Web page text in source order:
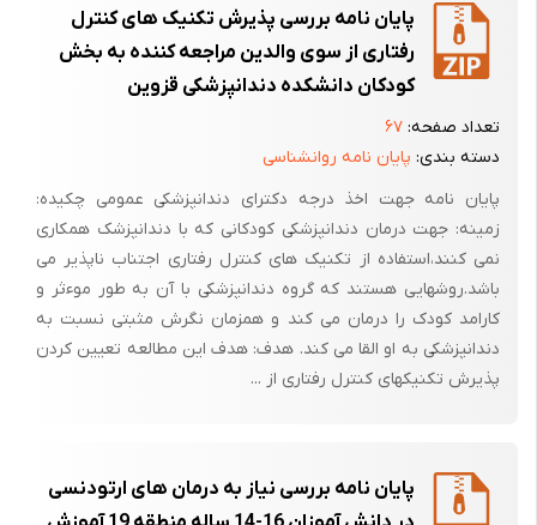
پایان نامه بررسی پذیرش تکنیک های کنترل
رفتاری از سوی والدین مراجعه کننده به بخش
کودکان دانشکده دندانپزشکی قزوین
تعداد صفحه: ۶۷
دسته بندی: پایان نامه روانشناسی
پایان نامه جهت اخذ درجه دکترای دندانپزشکی عمومی چکیده:
زمینه: جهت درمان دندانپزشکی کودکانی که با دندانپزشک همکاری
نمی کنند،استفاده از تکنیک های کنترل رفتاری اجتناب ناپذیر می
باشد.روشهایی هستند که گروه دندانپزشکی با آن به طور موءثر و
کارامد کودک را درمان می کند و همزمان نگرش مثبتی نسبت به
دندانپزشکی به او القا می کند. هدف: هدف این مطالعه تعیین کردن
پذیرش تکنیکهای کنترل رفتاری از ...
پایان نامه بررسی نیاز به درمان های ارتودنسی